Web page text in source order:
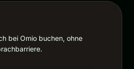
bei Omio buchen, ohne